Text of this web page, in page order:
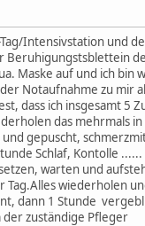
Intensivstation und
Beruhigungstsblettein
Maske auf und ich bin
Notaufnahme zu mir
dass ich insgesamt 5
das mehrmals
gepuscht,
Schlaf, Kontolle ......
warten und
wiederholen
dann 1 Stunde
der zuständige Pfleger